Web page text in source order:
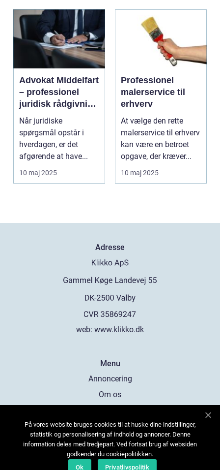
Advokat Middelfart
– professionel
juridisk rådgivning
tæt på dig
Når juridiske
spørgsmål opstår i
hverdagen, er det
afgørende at have...
10 maj 2025
Professionel
malerservice til
erhverv
At vælge den rette
malerservice til erhverv
kan være en betroet
opgave, der kræver...
10 maj 2025
Adresse
web: www.klikko.dk
Menu
Annoncering
Om os
Kontakt os
Sitemap
På vores website bruges cookies til at huske dine indstillinger,
statistik og personalisering af indhold og annoncer. Denne
information deles med tredjepart. Ved fortsat brug af websiden
godkender du cookiepolitikken.
Ok
Privatlivspolitik